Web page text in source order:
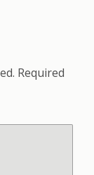
Required